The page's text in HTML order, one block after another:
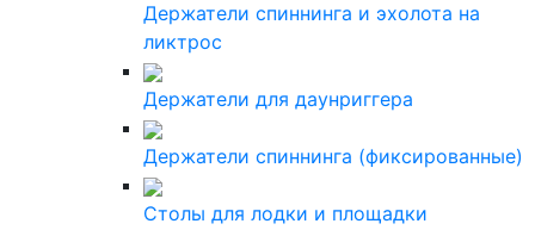
Держатели спиннинга и эхолота на
ликтрос
Держатели для даунриггера
Держатели спиннинга (фиксированные)
Столы для лодки и площадки